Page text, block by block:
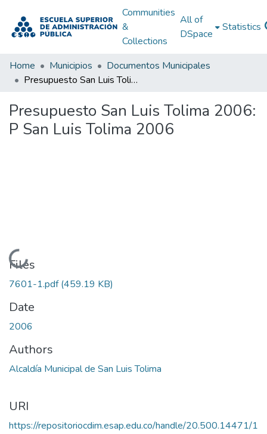
Communities
&
Collections
All of
DSpace
Statistics
Home Municipios
Documentos Municipales
Presupuesto San Luis Tolima 2006: P San Luis Tolima 2006
Presupuesto San Luis Tolima 2006:
P San Luis Tolima 2006
Loading...
Files
7601-1.pdf(459.19 KB)
Date
2006
Authors
Alcaldía Municipal de San Luis Tolima
URI
https://repositoriocdim.esap.edu.co/handle/20.500.14471/1